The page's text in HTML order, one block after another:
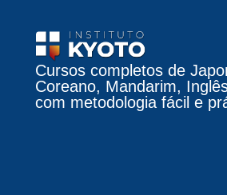
Cursos completos de
Coreano, Mandarim,
com metodologia fácil e